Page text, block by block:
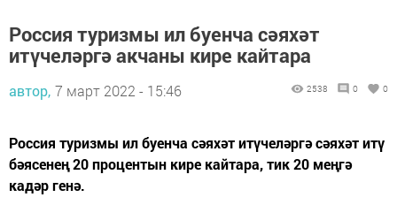
Россия туризмы ил буенча сәяхәт
итүчеләргә акчаны кире кайтара
автор, 7 март 2022 - 15:46 2538 0 0
Россия туризмы ил буенча сәяхәт итүчеләргә сәяхәт итү
бәясенең 20 процентын кире кайтара, тик 20 меңгә
кадәр генә.